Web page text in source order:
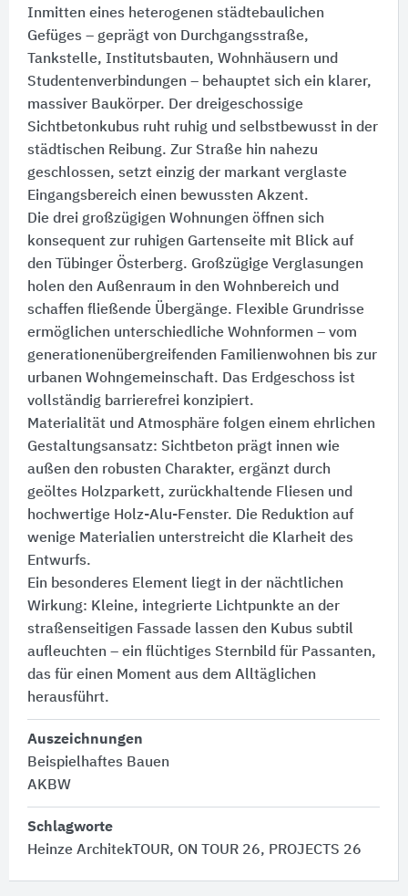
Inmitten eines heterogenen städtebaulichen
Gefüges – geprägt von Durchgangsstraße,
Tankstelle, Institutsbauten, Wohnhäusern und
Studentenverbindungen – behauptet sich ein klarer,
massiver Baukörper. Der dreigeschossige
Sichtbetonkubus ruht ruhig und selbstbewusst in der
städtischen Reibung. Zur Straße hin nahezu
geschlossen, setzt einzig der markant verglaste
Eingangsbereich einen bewussten Akzent.
Die drei großzügigen Wohnungen öffnen sich
konsequent zur ruhigen Gartenseite mit Blick auf
den Tübinger Österberg. Großzügige Verglasungen
holen den Außenraum in den Wohnbereich und
schaffen fließende Übergänge. Flexible Grundrisse
ermöglichen unterschiedliche Wohnformen – vom
generationenübergreifenden Familienwohnen bis zur
urbanen Wohngemeinschaft. Das Erdgeschoss ist
vollständig barrierefrei konzipiert.
Materialität und Atmosphäre folgen einem ehrlichen
Gestaltungsansatz:​ Sichtbeton prägt innen wie
außen den robusten Charakter, ergänzt durch
geöltes Holzparkett, zurückhaltende Fliesen und
hochwertige Holz-Alu-Fenster. Die Reduktion auf
wenige Materialien unterstreicht die Klarheit des
Entwurfs.
Ein besonderes Element liegt in der nächtlichen
Wirkung:​ Kleine, integrierte Lichtpunkte an der
straßenseitigen Fassade lassen den Kubus subtil
aufleuchten – ein flüchtiges Sternbild für Passanten,
das für einen Moment aus dem Alltäglichen
herausführt.
Auszeichnungen
Beispielhaftes Bauen
AKBW
Schlagworte
Heinze ArchitekTOUR, ON TOUR 26, PROJECTS 26